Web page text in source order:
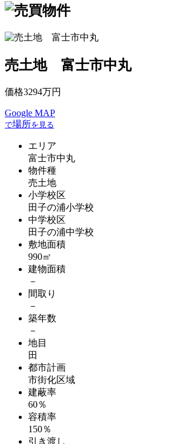
売土地 富士市中丸
価格3294万円
Google MAP
で場所を見る
エリア
富士市中丸
物件種
売土地
小学校区
田子の浦小学校
中学校区
田子の浦中学校
敷地面積
990㎡
建物面積
－
間取り
－
築年数
－
地目
田
都市計画
市街化区域
建蔽率
60％
容積率
150％
引き渡し